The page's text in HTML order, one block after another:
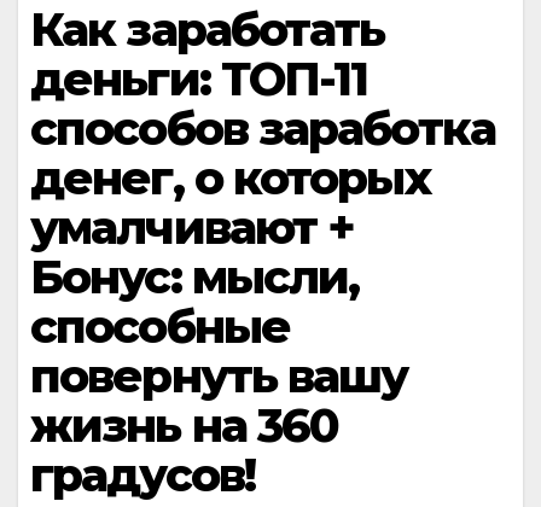
Как заработать
деньги: ТОП-11
способов заработка
денег, о которых
умалчивают +
Бонус: мысли,
способные
повернуть вашу
жизнь на 360
градусов!